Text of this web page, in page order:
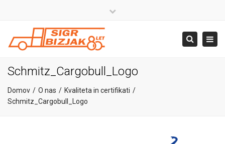
+386 4 581 37 00
Search
Schmitz_Cargobull_Logo
Domov O nas
Kvaliteta in certifikati
Schmitz_Cargobull_Logo